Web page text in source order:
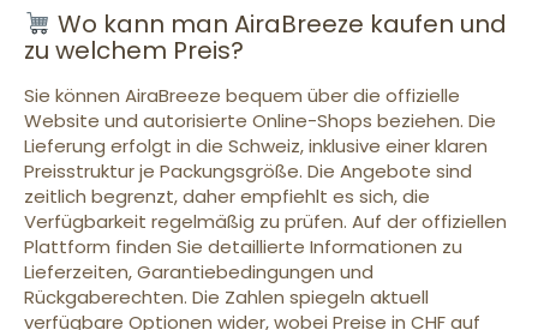
Wo kann man AiraBreeze kaufen und
zu welchem Preis?
Sie können AiraBreeze bequem über die offizielle
Website und autorisierte Online-Shops beziehen. Die
Lieferung erfolgt in die Schweiz, inklusive einer klaren
Preisstruktur je Packungsgröße. Die Angebote sind
zeitlich begrenzt, daher empfiehlt es sich, die
Verfügbarkeit regelmäßig zu prüfen. Auf der offiziellen
Plattform finden Sie detaillierte Informationen zu
Lieferzeiten, Garantiebedingungen und
Rückgaberechten. Die Zahlen spiegeln aktuell
verfügbare Optionen wider, wobei Preise in CHF auf